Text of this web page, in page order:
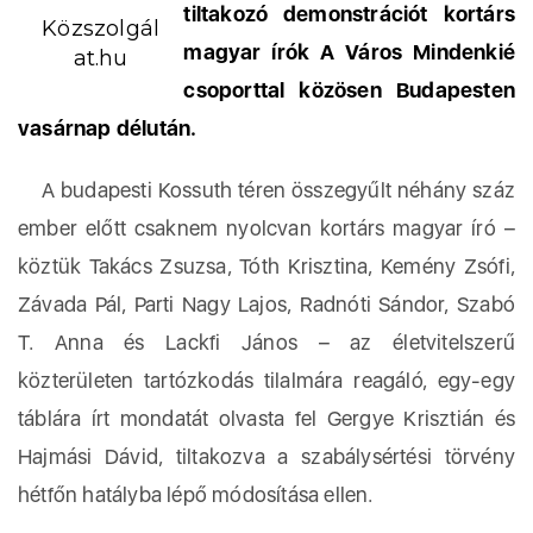
Közszolgál
at.hu
tiltakozó demonstrációt kortárs
magyar írók A Város Mindenkié
csoporttal közösen Budapesten
vasárnap délután.
A budapesti Kossuth téren összegyűlt néhány száz
ember előtt csaknem nyolcvan kortárs magyar író –
köztük Takács Zsuzsa, Tóth Krisztina, Kemény Zsófi,
Závada Pál, Parti Nagy Lajos, Radnóti Sándor, Szabó
T. Anna és Lackfi János – az életvitelszerű
közterületen tartózkodás tilalmára reagáló, egy-egy
táblára írt mondatát olvasta fel Gergye Krisztián és
Hajmási Dávid, tiltakozva a szabálysértési törvény
hétfőn hatályba lépő módosítása ellen.